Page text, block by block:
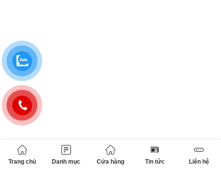
Trang chủ Danh mục Cửa hàng Tin tức Liên hệ